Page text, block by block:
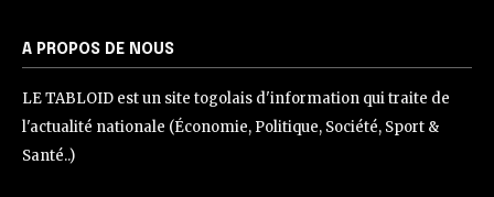
A PROPOS DE NOUS
LE TABLOID est un site togolais d'information qui traite de
l'actualité nationale (Économie, Politique, Société, Sport &
Santé..)